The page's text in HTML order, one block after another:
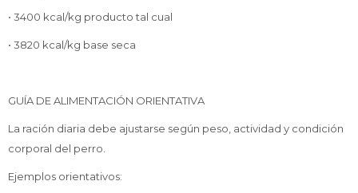
• 3400 kcal/kg producto tal cual
• 3820 kcal/kg base seca
GUÍA DE ALIMENTACIÓN ORIENTATIVA
La ración diaria debe ajustarse según peso, actividad y condición
corporal del perro.
Ejemplos orientativos: